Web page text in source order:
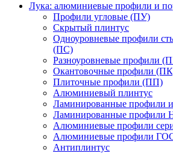
Лука: алюминиевые профили и
Профили угловые (ПУ)
Скрытый плинтус
Одноуровневые профили
(ПС)
Разноуровневые профили
Окантовочные профили
Плиточные профили (ПП)
Алюминиевый плинтус
Ламинированные профили
Ламинированные профили
Алюминиевые профили
Алюминиевые профили
Антиплинтус